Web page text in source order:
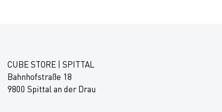
CUBE STORE | SPITTAL
Bahnhofstraße 18
9800 Spittal an der Drau